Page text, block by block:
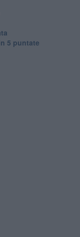
5 puntate